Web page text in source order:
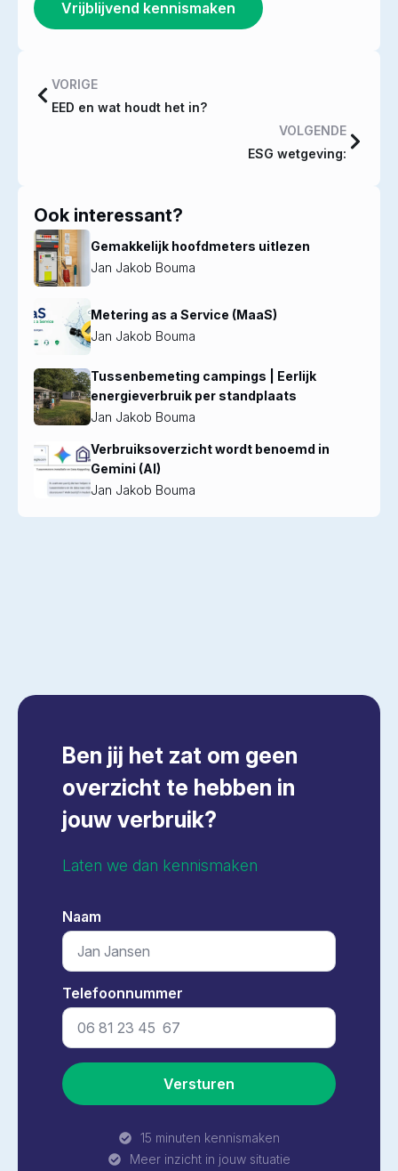
Vrijblijvend kennismaken
VORIGE
EED en wat houdt het in?
VOLGENDE
ESG wetgeving:
Ook interessant?
Gemakkelijk hoofdmeters uitlezen
Jan Jakob Bouma
Metering as a Service (MaaS)
Jan Jakob Bouma
Tussenbemeting campings | Eerlijk
energieverbruik per standplaats
Jan Jakob Bouma
Verbruiksoverzicht wordt benoemd in
Gemini (AI)
Jan Jakob Bouma
Ben jij het zat om geen
overzicht te hebben in
jouw verbruik?
Laten we dan kennismaken
Naam
Telefoonnummer
Versturen
15 minuten kennismaken
Meer inzicht in jouw situatie